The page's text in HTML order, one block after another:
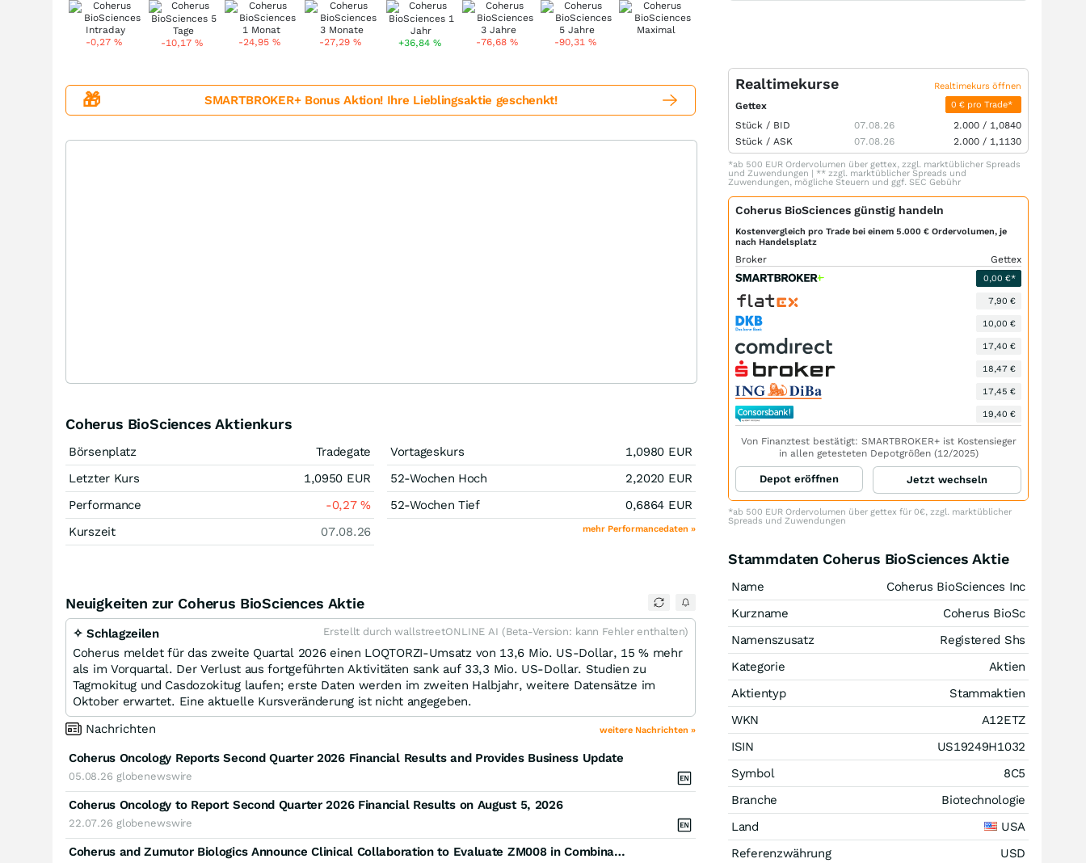
-0,27% -10,17% -24,95% -27,29% +36,84 % -76,68 % -90,31 %
🎁 SMARTBROKER+ Bonus Aktion! Ihre Lieblingsaktie geschenkt!
Coherus BioSciences Aktienkurs
Börsenplatz
Tradegate
Letzter Kurs
1,0950 EUR
Performance
-0,27%
Kurszeit
07.08.26
Vortageskurs 1,0980 EUR
52-Wochen Hoch
2,2020 EUR
52-Wochen Tief
0,6864 EUR
mehr Performancedaten »
Neuigkeiten zur Coherus BioSciences Aktie
✧ Schlagzeilen Erstellt durch wallstreetONLINE AI (Beta-Version: kann Fehler enthalten)
Coherus meldet für das zweite Quartal 2026 einen LOQTORZI-Umsatz von 13,6 Mio. US-Dollar, 15 % mehr
als im Vorquartal. Der Verlust aus fortgeführten Aktivitäten sank auf 33,3 Mio. US-Dollar. Studien zu
Tagmokitug und Casdozokitug laufen; erste Daten werden im zweiten Halbjahr, weitere Datensätze im
Oktober erwartet. Eine aktuelle Kursveränderung ist nicht angegeben.
Nachrichten
weitere Nachrichten »
Coherus Oncology Reports Second Quarter 2026 Financial Results and Provides Business Update
05.08.26 globenewswire
Coherus Oncology to Report Second Quarter 2026 Financial Results on August 5, 2026
22.07.26 globenewswire
Coherus and Zumutor Biologics Announce Clinical Collaboration to Evaluate ZM008 in Combination with LOQTORZI (toripalimab-tpzi)
Realtimekurse Realtimekurs öffnen
Gettex 0 € pro Trade*
Stück / BID 07.08.26 2.000 / 1,0840
Stück / ASK 07.08.26 2.000 / 1,1130
*ab 500 EUR Ordervolumen über gettex, zzgl. marktüblicher Spreads
und Zuwendungen | ** zzgl. marktüblicher Spreads und
Zuwendungen, mögliche Steuern und ggf. SEC Gebühr
Coherus BioSciences günstig handeln
Kostenvergleich pro Trade bei einem 5.000 € Ordervolumen, je
nach Handelsplatz
Broker Gettex
0,00 €*
7,90 €
10,00 €
17,40 €
18,47 €
17,45 €
19,40 €
Von Finanztest bestätigt: SMARTBROKER+ ist Kostensieger
in allen getesteten Depotgrößen (12/2025)
Depot eröffnen Jetzt wechseln
*ab 500 EUR Ordervolumen über gettex für 0€, zzgl. marktüblicher
Spreads und Zuwendungen
Stammdaten Coherus BioSciences Aktie
Name
Coherus BioSciences Inc
Kurzname
Coherus BioSc
Namenszusatz
Registered Shs
Kategorie
Aktien
Aktientyp
Stammaktien
WKN
A12ETZ
ISIN
US19249H1032
Symbol
8C5
Branche
Biotechnologie
Land
USA
Referenzwährung
USD